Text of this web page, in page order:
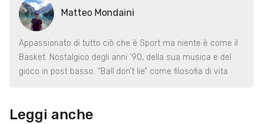
Matteo Mondaini
Appassionato di tutto ciò che è Sport ma niente è come il
Basket. Nostalgico degli anni ’90, della sua musica e del
gioco in post basso. “Ball don’t lie” come filosofia di vita
Leggi anche